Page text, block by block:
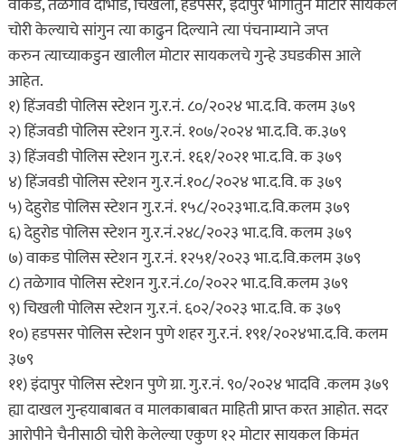
चोरी केल्याचे सांगुन त्या काढुन दिल्याने त्या पंचनाम्याने जप्त
करुन त्याच्याकडुन खालील मोटार सायकलचे गुन्हे उघडकीस आले
आहेत.
१) हिंजवडी पोलिस स्टेशन गु.र.नं. ८०/२०२४ भा.द.वि. कलम ३७९
२) हिंजवडी पोलिस स्टेशन गु.र.नं. १०७/२०२४ भा.द.वि. क.३७९
३) हिंजवडी पोलिस स्टेशन गु.र.नं. १६१/२०२१ भा.द.वि. क ३७९
४) हिंजवडी पोलिस स्टेशन गु.र.नं.१०८/२०२४ भा.द.वि. क ३७९
५) देहुरोड पोलिस स्टेशन गु.र.नं. १५८/२०२३भा.द.वि.कलम ३७९
६) देहुरोड पोलिस स्टेशन गु.र.नं.२४८/२०२३ भा.द.वि. कलम ३७९
७) वाकड पोलिस स्टेशन गु.र.नं. १२५१/२०२३ भा.द.वि.कलम ३७९
८) तळेगाव पोलिस स्टेशन गु.र.नं.८०/२०२२ भा.द.वि.कलम ३७९
९) चिखली पोलिस स्टेशन गु.र.नं. ६०२/२०२३ भा.द.वि. क ३७९
१०) हडपसर पोलिस स्टेशन पुणे शहर गु.र.नं. १९१/२०२४भा.द.वि. कलम
३७९
११) इंदापुर पोलिस स्टेशन पुणे ग्रा. गु.र.नं. ९०/२०२४ भादवि .कलम ३७९
ह्या दाखल गुन्हयाबाबत व मालकाबाबत माहिती प्राप्त करत आहोत. सदर
आरोपीने चैनीसाठी चोरी केलेल्या एकुण १२ मोटार सायकल किमंत